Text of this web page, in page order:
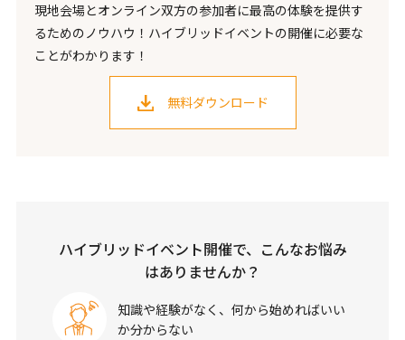
現地会場とオンライン双方の参加者に最高の体験を提供す
るためのノウハウ！ハイブリッドイベントの開催に必要な
ことがわかります！
無料ダウンロード
ハイブリッドイベント開催で、こんなお悩み
はありませんか？
知識や経験がなく、何から始めればいい
か分からない